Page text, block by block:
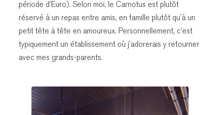
période d’Euro). Selon moi, le Carnotus est plutôt
réservé à un repas entre amis, en famille plutôt qu’à un
petit tête à tête en amoureux. Personnellement, c’est
typiquement un établissement où j’adorerais y retourner
avec mes grands-parents.